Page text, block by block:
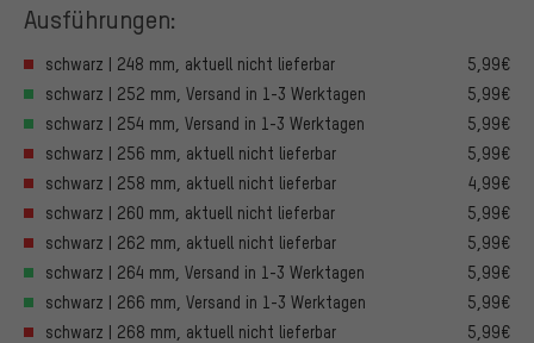
Ausführungen:
schwarz | 248 mm, aktuell nicht lieferbar
5,99€
schwarz | 252 mm, Versand in 1-3 Werktagen
5,99€
schwarz | 254 mm, Versand in 1-3 Werktagen
5,99€
schwarz | 256 mm, aktuell nicht lieferbar
5,99€
schwarz | 258 mm, aktuell nicht lieferbar
4,99€
schwarz | 260 mm, aktuell nicht lieferbar
5,99€
schwarz | 262 mm, aktuell nicht lieferbar
5,99€
schwarz | 264 mm, Versand in 1-3 Werktagen
5,99€
schwarz | 266 mm, Versand in 1-3 Werktagen
5,99€
schwarz | 268 mm, aktuell nicht lieferbar
5,99€